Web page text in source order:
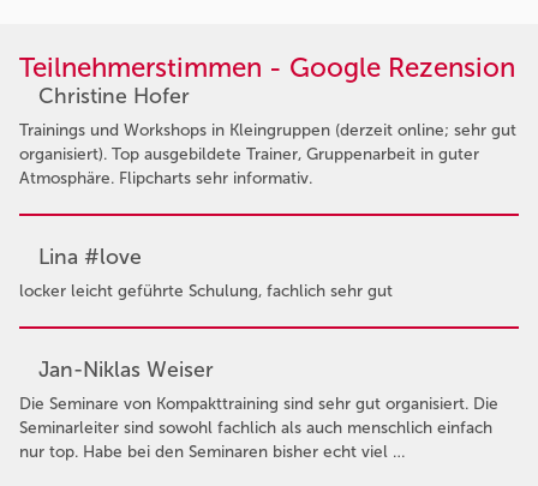
Teilnehmerstimmen - Google Rezension
Christine Hofer
Trainings und Workshops in Kleingruppen (derzeit online; sehr gut
organisiert). Top ausgebildete Trainer, Gruppenarbeit in guter
Atmosphäre. Flipcharts sehr informativ.
Lina #love
locker leicht geführte Schulung, fachlich sehr gut
Jan-Niklas Weiser
Die Seminare von Kompakttraining sind sehr gut organisiert. Die
Seminarleiter sind sowohl fachlich als auch menschlich einfach
nur top. Habe bei den Seminaren bisher echt viel …